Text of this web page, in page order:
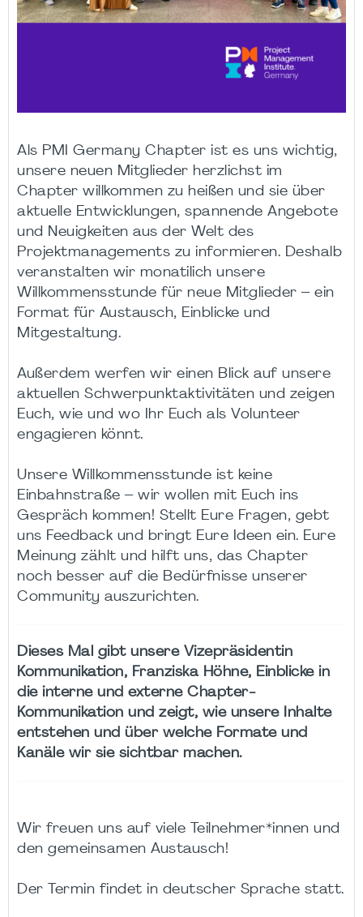
Als PMI Germany Chapter ist es uns wichtig,
unsere neuen Mitglieder herzlichst im
Chapter willkommen zu heißen und sie über
aktuelle Entwicklungen, spannende Angebote
und Neuigkeiten aus der Welt des
Projektmanagements zu informieren. Deshalb
veranstalten wir monatilich unsere
Willkommensstunde für neue Mitglieder – ein
Format für Austausch, Einblicke und
Mitgestaltung.
Außerdem werfen wir einen Blick auf unsere
aktuellen Schwerpunktaktivitäten und zeigen
Euch, wie und wo Ihr Euch als Volunteer
engagieren könnt.
Unsere Willkommensstunde ist keine
Einbahnstraße – wir wollen mit Euch ins
Gespräch kommen! Stellt Eure Fragen, gebt
uns Feedback und bringt Eure Ideen ein. Eure
Meinung zählt und hilft uns, das Chapter
noch besser auf die Bedürfnisse unserer
Community auszurichten.
Dieses Mal gibt unsere Vizepräsidentin
Kommunikation, Franziska Höhne, Einblicke in
die interne und externe Chapter-
Kommunikation und zeigt, wie unsere Inhalte
entstehen und über welche Formate und
Kanäle wir sie sichtbar machen.
Wir freuen uns auf viele Teilnehmer*innen und
den gemeinsamen Austausch!
Der Termin findet in deutscher Sprache statt.